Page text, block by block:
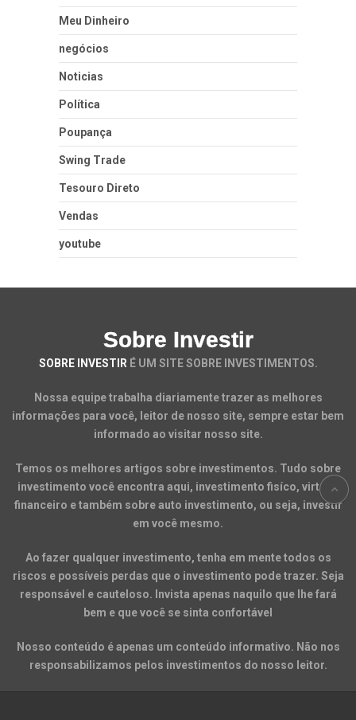
Meu Dinheiro
negócios
Noticias
Política
Poupança
Swing Trade
Tesouro Direto
Vendas
youtube
Sobre Investir
SOBRE INVESTIR É UM SITE SOBRE INVESTIMENTOS.
Nossa equipe trabalha diariamente trazer as melhores
informações para você, leitor de nosso site, sempre estar bem
informado ao visitar nosso site.
Temos os melhores artigos sobre investimentos. Tudo sobre
investimento você encontra aqui, investimento fisíco, virtual,
financeiro e também sobre auto investimento, ou seja, investir
em você mesmo.
Ao fazer qualquer investimento, tenha em mente todos os
riscos e possíveis perdas que o investimento pode trazer. Seja
responsável e cauteloso. Invista apenas naquilo que lhe fará
bem e que você se sinta confortável
Nosso conteúdo é apenas um conteúdo informativo. Não nos
responsabilizamos pelos investimentos do nosso leitor.